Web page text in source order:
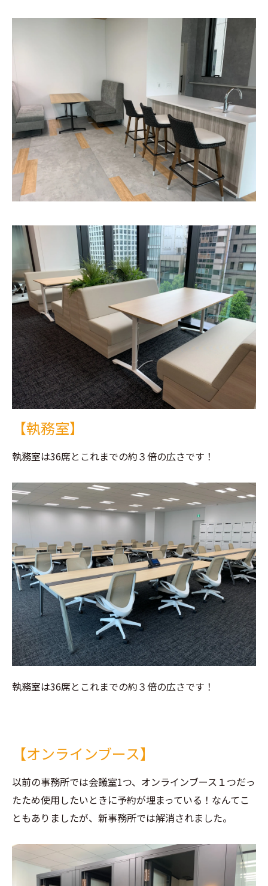
【執務室】
執務室は36席とこれまでの約３倍の広さです！
執務室は36席とこれまでの約３倍の広さです！
【オンラインブース】
以前の事務所では会議室1つ、オンラインブース１つだっ
たため使用したいときに予約が埋まっている！なんてこ
ともありましたが、新事務所では解消されました。